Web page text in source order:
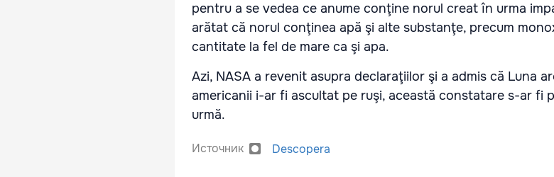
pentru a se vedea ce anume conţine norul creat în urma
arătat că norul conţinea apă şi alte substanţe, precum
cantitate la fel de mare ca şi apa.
Azi, NASA a revenit asupra declaraţiilor şi a admis că Luna
americanii i-ar fi ascultat pe ruşi, această constatare s-ar fi
urmă.
Источник Descopera